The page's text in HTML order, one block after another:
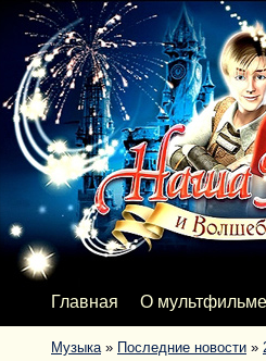
Главная О мультфильме
Музыка» Последние новости »